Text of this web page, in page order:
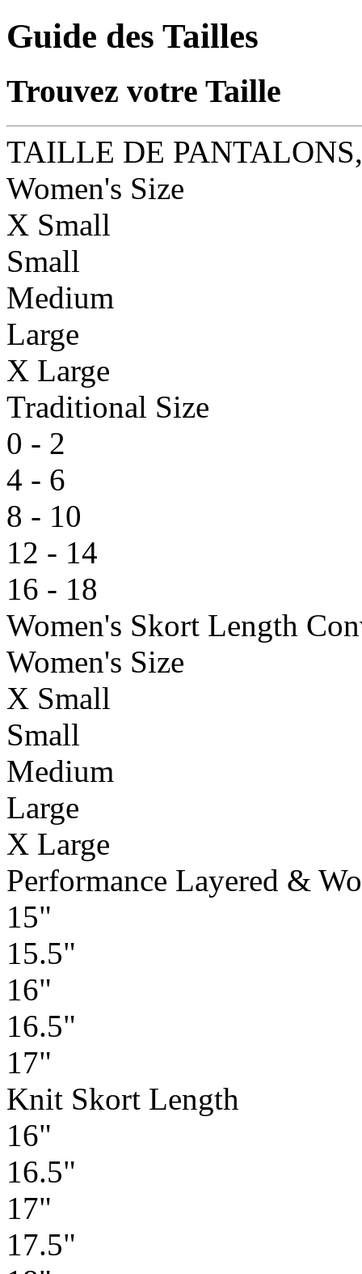
Guide des Tailles
Trouvez votre Taille
TAILLE DE
Women's Size
X Small
Small
Medium
Large
X Large
Traditional Size
0 - 2
4 - 6
8 - 10
12 - 14
16 - 18
Women's Skort Length
Women's Size
X Small
Small
Medium
Large
X Large
Performance Layered &
15"
15.5"
16"
16.5"
17"
Knit Skort Length
16"
16.5"
17"
17.5"